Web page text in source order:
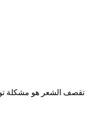
تقصف الشعر هو مشكلة